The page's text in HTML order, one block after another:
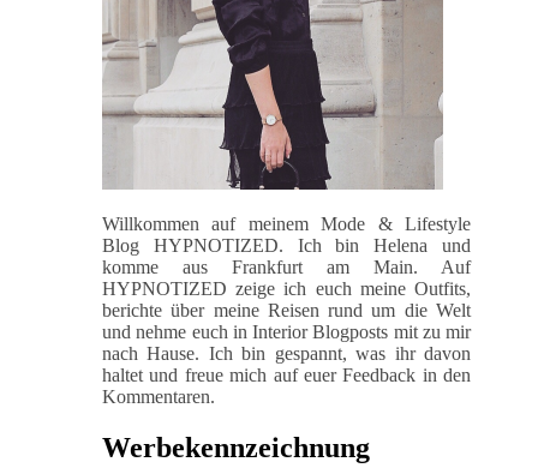
Willkommen auf meinem Mode & Lifestyle
Blog HYPNOTIZED. Ich bin Helena und
komme aus Frankfurt am Main. Auf
HYPNOTIZED zeige ich euch meine Outfits,
berichte über meine Reisen rund um die Welt
und nehme euch in Interior Blogposts mit zu mir
nach Hause. Ich bin gespannt, was ihr davon
haltet und freue mich auf euer Feedback in den
Kommentaren.
Werbekennzeichnung